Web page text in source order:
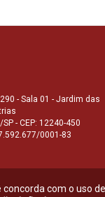
- Sala 01 - Jardim das
- CEP: 12240-450
0001-83
com o uso